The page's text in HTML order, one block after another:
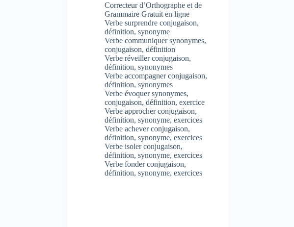
Correcteur d’Orthographe et de
Grammaire Gratuit en ligne
Verbe surprendre conjugaison,
définition, synonyme
Verbe communiquer synonymes,
conjugaison, définition
Verbe réveiller conjugaison,
définition, synonymes
Verbe accompagner conjugaison,
définition, synonymes
Verbe évoquer synonymes,
conjugaison, définition, exercice
Verbe approcher conjugaison,
définition, synonyme, exercices
Verbe achever conjugaison,
définition, synonyme, exercices
Verbe isoler conjugaison,
définition, synonyme, exercices
Verbe fonder conjugaison,
définition, synonyme, exercices